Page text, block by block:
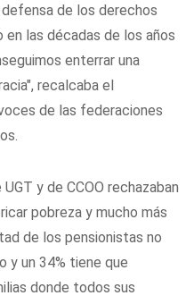
de los derechos
las décadas de los años
enterrar una
recalcaba el
de las federaciones
y de CCOO rechazaban
pobreza y mucho más
de los pensionistas no
y un 34% tiene que
donde todos sus